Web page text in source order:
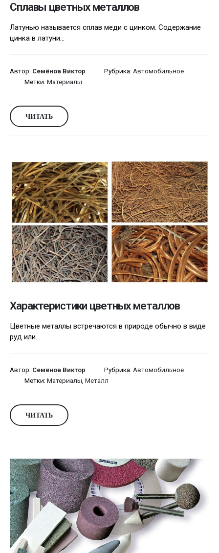
Сплавы цветных металлов
Латунью называется сплав меди с цинком. Содержание
цинка в латуни...
Автор: Семёнов Виктор Рубрика: Автомобильное
Метки: Материалы
ЧИТАТЬ
Характеристики цветных металлов
Цветные металлы встречаются в природе обычно в виде
руд или...
Автор: Семёнов Виктор Рубрика: Автомобильное
Метки: Материалы Металл
ЧИТАТЬ